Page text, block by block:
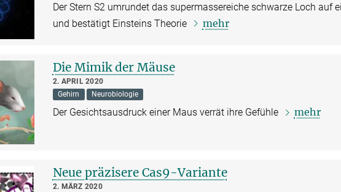
Der Stern S2 umrundet das supermassereiche schwarze Loch auf
und bestätigt Einsteins Theorie
mehr
Die Mimik der Mäuse
2. APRIL 2020
Gehirn
Neurobiologie
Der Gesichtsausdruck einer Maus verrät ihre Gefühle mehr
Neue präzisere Cas9-Variante
2. MÄRZ 2020